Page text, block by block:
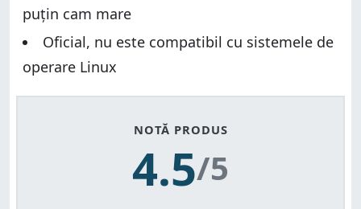
puțin cam mare
Oficial, nu este compatibil cu sistemele de
operare Linux
NOTĂ PRODUS
4.5/5